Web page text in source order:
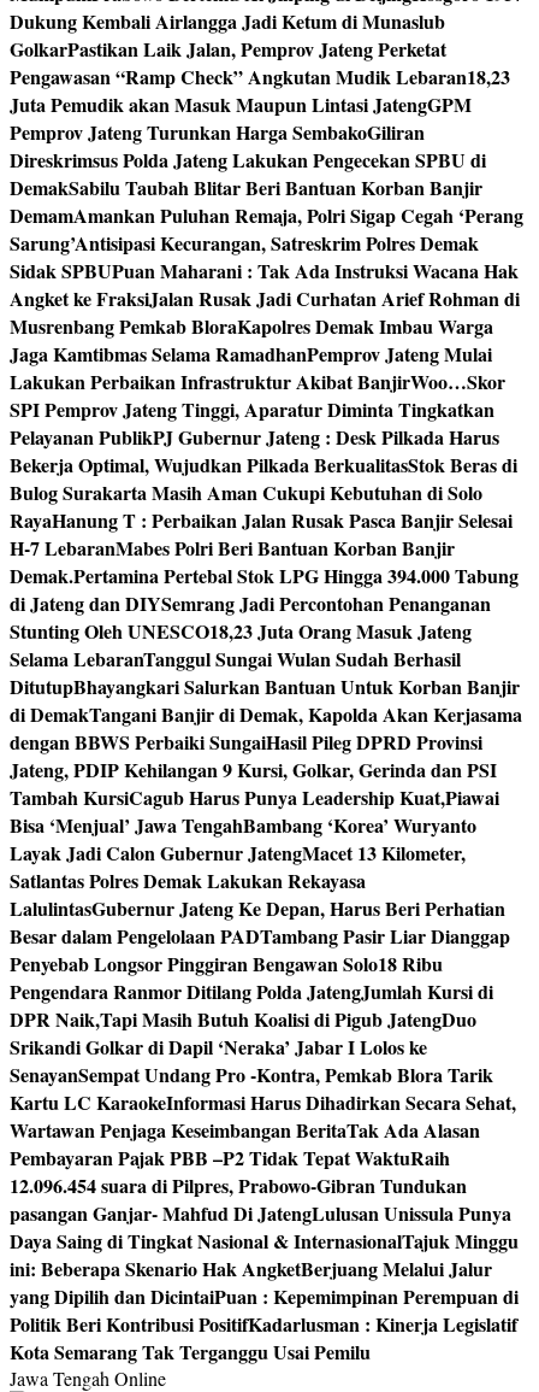
Dukung Kembali Airlangga Jadi Ketum di Munaslub
GolkarPastikan Laik Jalan, Pemprov Jateng Perketat
Pengawasan “Ramp Check” Angkutan Mudik Lebaran18,23
Juta Pemudik akan Masuk Maupun Lintasi JatengGPM
Pemprov Jateng Turunkan Harga SembakoGiliran
Direskrimsus Polda Jateng Lakukan Pengecekan SPBU di
DemakSabilu Taubah Blitar Beri Bantuan Korban Banjir
DemamAmankan Puluhan Remaja, Polri Sigap Cegah ‘Perang
Sarung’Antisipasi Kecurangan, Satreskrim Polres Demak
Sidak SPBUPuan Maharani : Tak Ada Instruksi Wacana Hak
Angket ke FraksiJalan Rusak Jadi Curhatan Arief Rohman di
Musrenbang Pemkab BloraKapolres Demak Imbau Warga
Jaga Kamtibmas Selama RamadhanPemprov Jateng Mulai
Lakukan Perbaikan Infrastruktur Akibat BanjirWoo…Skor
SPI Pemprov Jateng Tinggi, Aparatur Diminta Tingkatkan
Pelayanan PublikPJ Gubernur Jateng : Desk Pilkada Harus
Bekerja Optimal, Wujudkan Pilkada BerkualitasStok Beras di
Bulog Surakarta Masih Aman Cukupi Kebutuhan di Solo
RayaHanung T : Perbaikan Jalan Rusak Pasca Banjir Selesai
H-7 LebaranMabes Polri Beri Bantuan Korban Banjir
Demak.Pertamina Pertebal Stok LPG Hingga 394.000 Tabung
di Jateng dan DIYSemrang Jadi Percontohan Penanganan
Stunting Oleh UNESCO18,23 Juta Orang Masuk Jateng
Selama LebaranTanggul Sungai Wulan Sudah Berhasil
DitutupBhayangkari Salurkan Bantuan Untuk Korban Banjir
di DemakTangani Banjir di Demak, Kapolda Akan Kerjasama
dengan BBWS Perbaiki SungaiHasil Pileg DPRD Provinsi
Jateng, PDIP Kehilangan 9 Kursi, Golkar, Gerinda dan PSI
Tambah KursiCagub Harus Punya Leadership Kuat,Piawai
Bisa ‘Menjual’ Jawa TengahBambang ‘Korea’ Wuryanto
Layak Jadi Calon Gubernur JatengMacet 13 Kilometer,
Satlantas Polres Demak Lakukan Rekayasa
LalulintasGubernur Jateng Ke Depan, Harus Beri Perhatian
Besar dalam Pengelolaan PADTambang Pasir Liar Dianggap
Penyebab Longsor Pinggiran Bengawan Solo18 Ribu
Pengendara Ranmor Ditilang Polda JatengJumlah Kursi di
DPR Naik,Tapi Masih Butuh Koalisi di Pigub JatengDuo
Srikandi Golkar di Dapil ‘Neraka’ Jabar I Lolos ke
SenayanSempat Undang Pro -Kontra, Pemkab Blora Tarik
Kartu LC KaraokeInformasi Harus Dihadirkan Secara Sehat,
Wartawan Penjaga Keseimbangan BeritaTak Ada Alasan
Pembayaran Pajak PBB –P2 Tidak Tepat WaktuRaih
12.096.454 suara di Pilpres, Prabowo-Gibran Tundukan
pasangan Ganjar- Mahfud Di JatengLulusan Unissula Punya
Daya Saing di Tingkat Nasional & InternasionalTajuk Minggu
ini: Beberapa Skenario Hak AngketBerjuang Melalui Jalur
yang Dipilih dan DicintaiPuan : Kepemimpinan Perempuan di
Politik Beri Kontribusi PositifKadarlusman : Kinerja Legislatif
Kota Semarang Tak Terganggu Usai Pemilu
Jawa Tengah Online